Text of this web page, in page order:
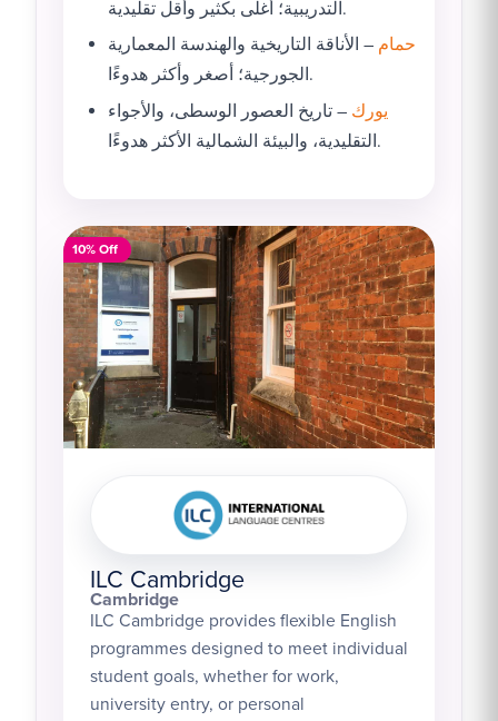
التدريبية؛ أغلى بكثير وأقل تقليدية.
حمام – الأناقة التاريخية والهندسة المعمارية
الجورجية؛ أصغر وأكثر هدوءًا.
يورك – تاريخ العصور الوسطى، والأجواء
التقليدية، والبيئة الشمالية الأكثر هدوءًا.
10% Off
ILC Cambridge
Cambridge
ILC Cambridge provides flexible English
programmes designed to meet individual
student goals, whether for work,
university entry, or personal